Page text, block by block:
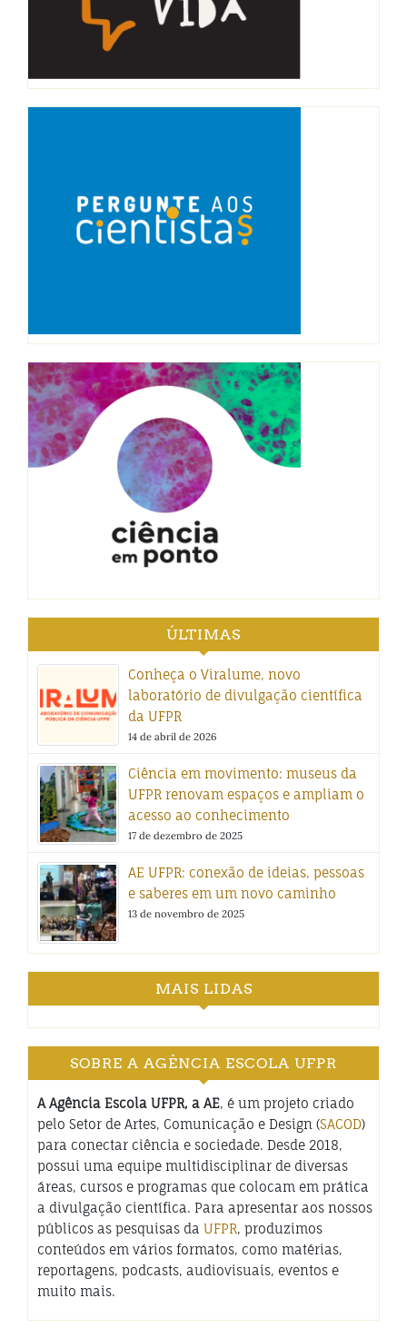
ÚLTIMAS
Conheça o Viralume, novo
laboratório de divulgação científica
da UFPR
14 de abril de 2026
Ciência em movimento: museus da
UFPR renovam espaços e ampliam o
acesso ao conhecimento
17 de dezembro de 2025
AE UFPR: conexão de ideias, pessoas
e saberes em um novo caminho
13 de novembro de 2025
MAIS LIDAS
SOBRE A AGÊNCIA ESCOLA UFPR
A Agência Escola UFPR, a AE, é um projeto criado
pelo Setor de Artes, Comunicação e Design (SACOD)
para conectar ciência e sociedade. Desde 2018,
possui uma equipe multidisciplinar de diversas
áreas, cursos e programas que colocam em prática
a divulgação científica. Para apresentar aos nossos
públicos as pesquisas da UFPR, produzimos
conteúdos em vários formatos, como matérias,
reportagens, podcasts, audiovisuais, eventos e
muito mais.